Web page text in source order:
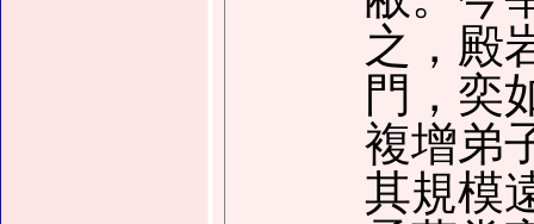
之，殿
門，奕
複增弟
其規模